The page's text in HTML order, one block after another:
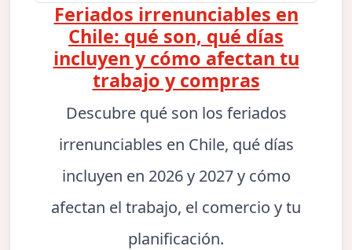
Feriados irrenunciables en
Chile: qué son, qué días
incluyen y cómo afectan tu
trabajo y compras
Descubre qué son los feriados
irrenunciables en Chile, qué días
incluyen en 2026 y 2027 y cómo
afectan el trabajo, el comercio y tu
planificación.